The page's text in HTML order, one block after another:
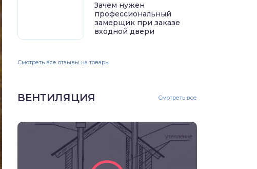
Зачем нужен
профессиональный
замерщик при заказе
входной двери
Смотреть все отзывы на товары
ВЕНТИЛЯЦИЯ Смотреть все